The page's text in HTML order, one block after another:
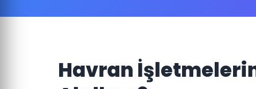
Havran